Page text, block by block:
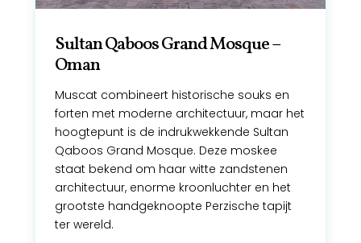
Sultan Qaboos Grand Mosque –
Oman
Muscat combineert historische souks en
forten met moderne architectuur, maar het
hoogtepunt is de indrukwekkende Sultan
Qaboos Grand Mosque. Deze moskee
staat bekend om haar witte zandstenen
architectuur, enorme kroonluchter en het
grootste handgeknoopte Perzische tapijt
ter wereld.